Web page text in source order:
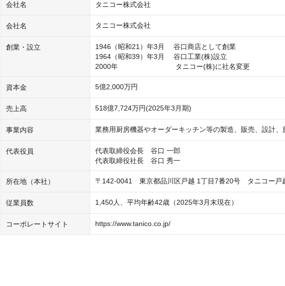
会社名 タニコー株式会社
会社名 タニコー株式会社
創業・設立
1946（昭和21）年3月 　谷口商店として創業
1964（昭和39）年3月 　谷口工業(株)設立
資本金 5億2,000万円
売上高 518億7,724万円(2025年3月期)
事業内容 業務用厨房機器やオーダーキッチン等の製造、販売、設計、
代表役員
代表取締役会長　谷口 一郎
代表取締役社長　谷口 秀一
所在地（本社） 〒142-0041　東京都品川区戸越 1丁目7番20号　タニコー戸
従業員数 1,450人、平均年齢42歳（2025年3月末現在）
コーポレートサイト https://www.tanico.co.jp/